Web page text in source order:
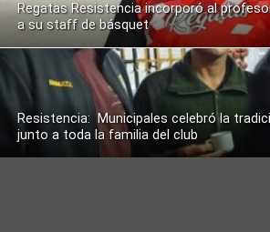
Regatas Resistencia incorporó al
a su staff de básquet
Resistencia: Municipales celebró la
junto a toda la familia del club